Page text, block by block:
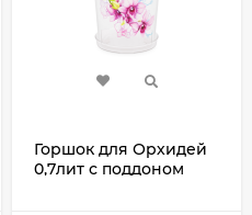
Горшок для Орхидей
0,7лит с поддоном